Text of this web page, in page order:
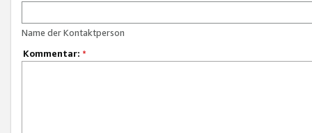
Name der Kontaktperson
Kommentar: *